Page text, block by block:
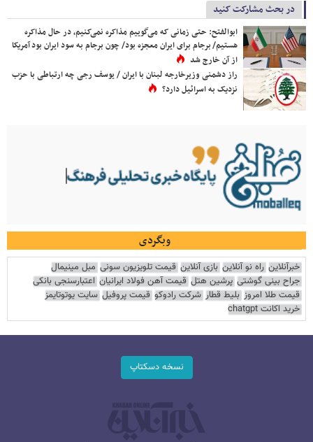
در بحث مشارکت کنید
ابوالفتح: حتی زمانی که می‌گوییم مذاکره نمی‌کنیم، در حال مذاکره
هستیم/ برجام برای ایران معجزه بود/ چون برجام به سود ایران بود آمریکا
از آن خارج شد
راز دشمنی وزیرخارجه لبنان با ایران / یوسف رجی چه ارتباطی با حزب
نزدیک به اسرائیل دارد؟
وبگردی
خبرآنلاین راه نو آنلاین بازی آنلاین قیمت تلویزیون سونی مبل مینیمال
جراح بینی گوشتی پرشین هتل قیمت آهن فولاد ایرانیان اعتبارسنجی بانکی
قیمت طلا امروز بلیط قطار شرکت رادوکو قیمت پروفیل سایت یوتوتایمز
خرید اکانت chatgpt
نسخه دسکتاپ